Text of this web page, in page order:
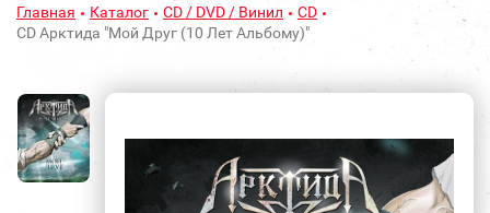
Главная Каталог CD / DVD / Винил
CD
CD Арктида "Мой Друг (10 Лет Альбому)"